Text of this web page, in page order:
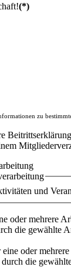
(*)
zu
und
oder mehrere
die gewählte
oder
die